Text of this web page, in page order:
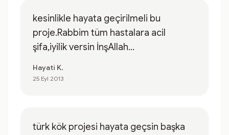
kesinlikle hayata geçirilmeli bu
proje.Rabbim tüm hastalara acil
şifa,iyilik versin İnşAllah...
Hayati K.
25 Eyl 2013
türk kök projesi hayata geçsin başka